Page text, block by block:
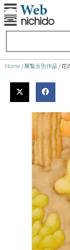
コ
テ
ン
ス
Home/展覧会別作品 / 花